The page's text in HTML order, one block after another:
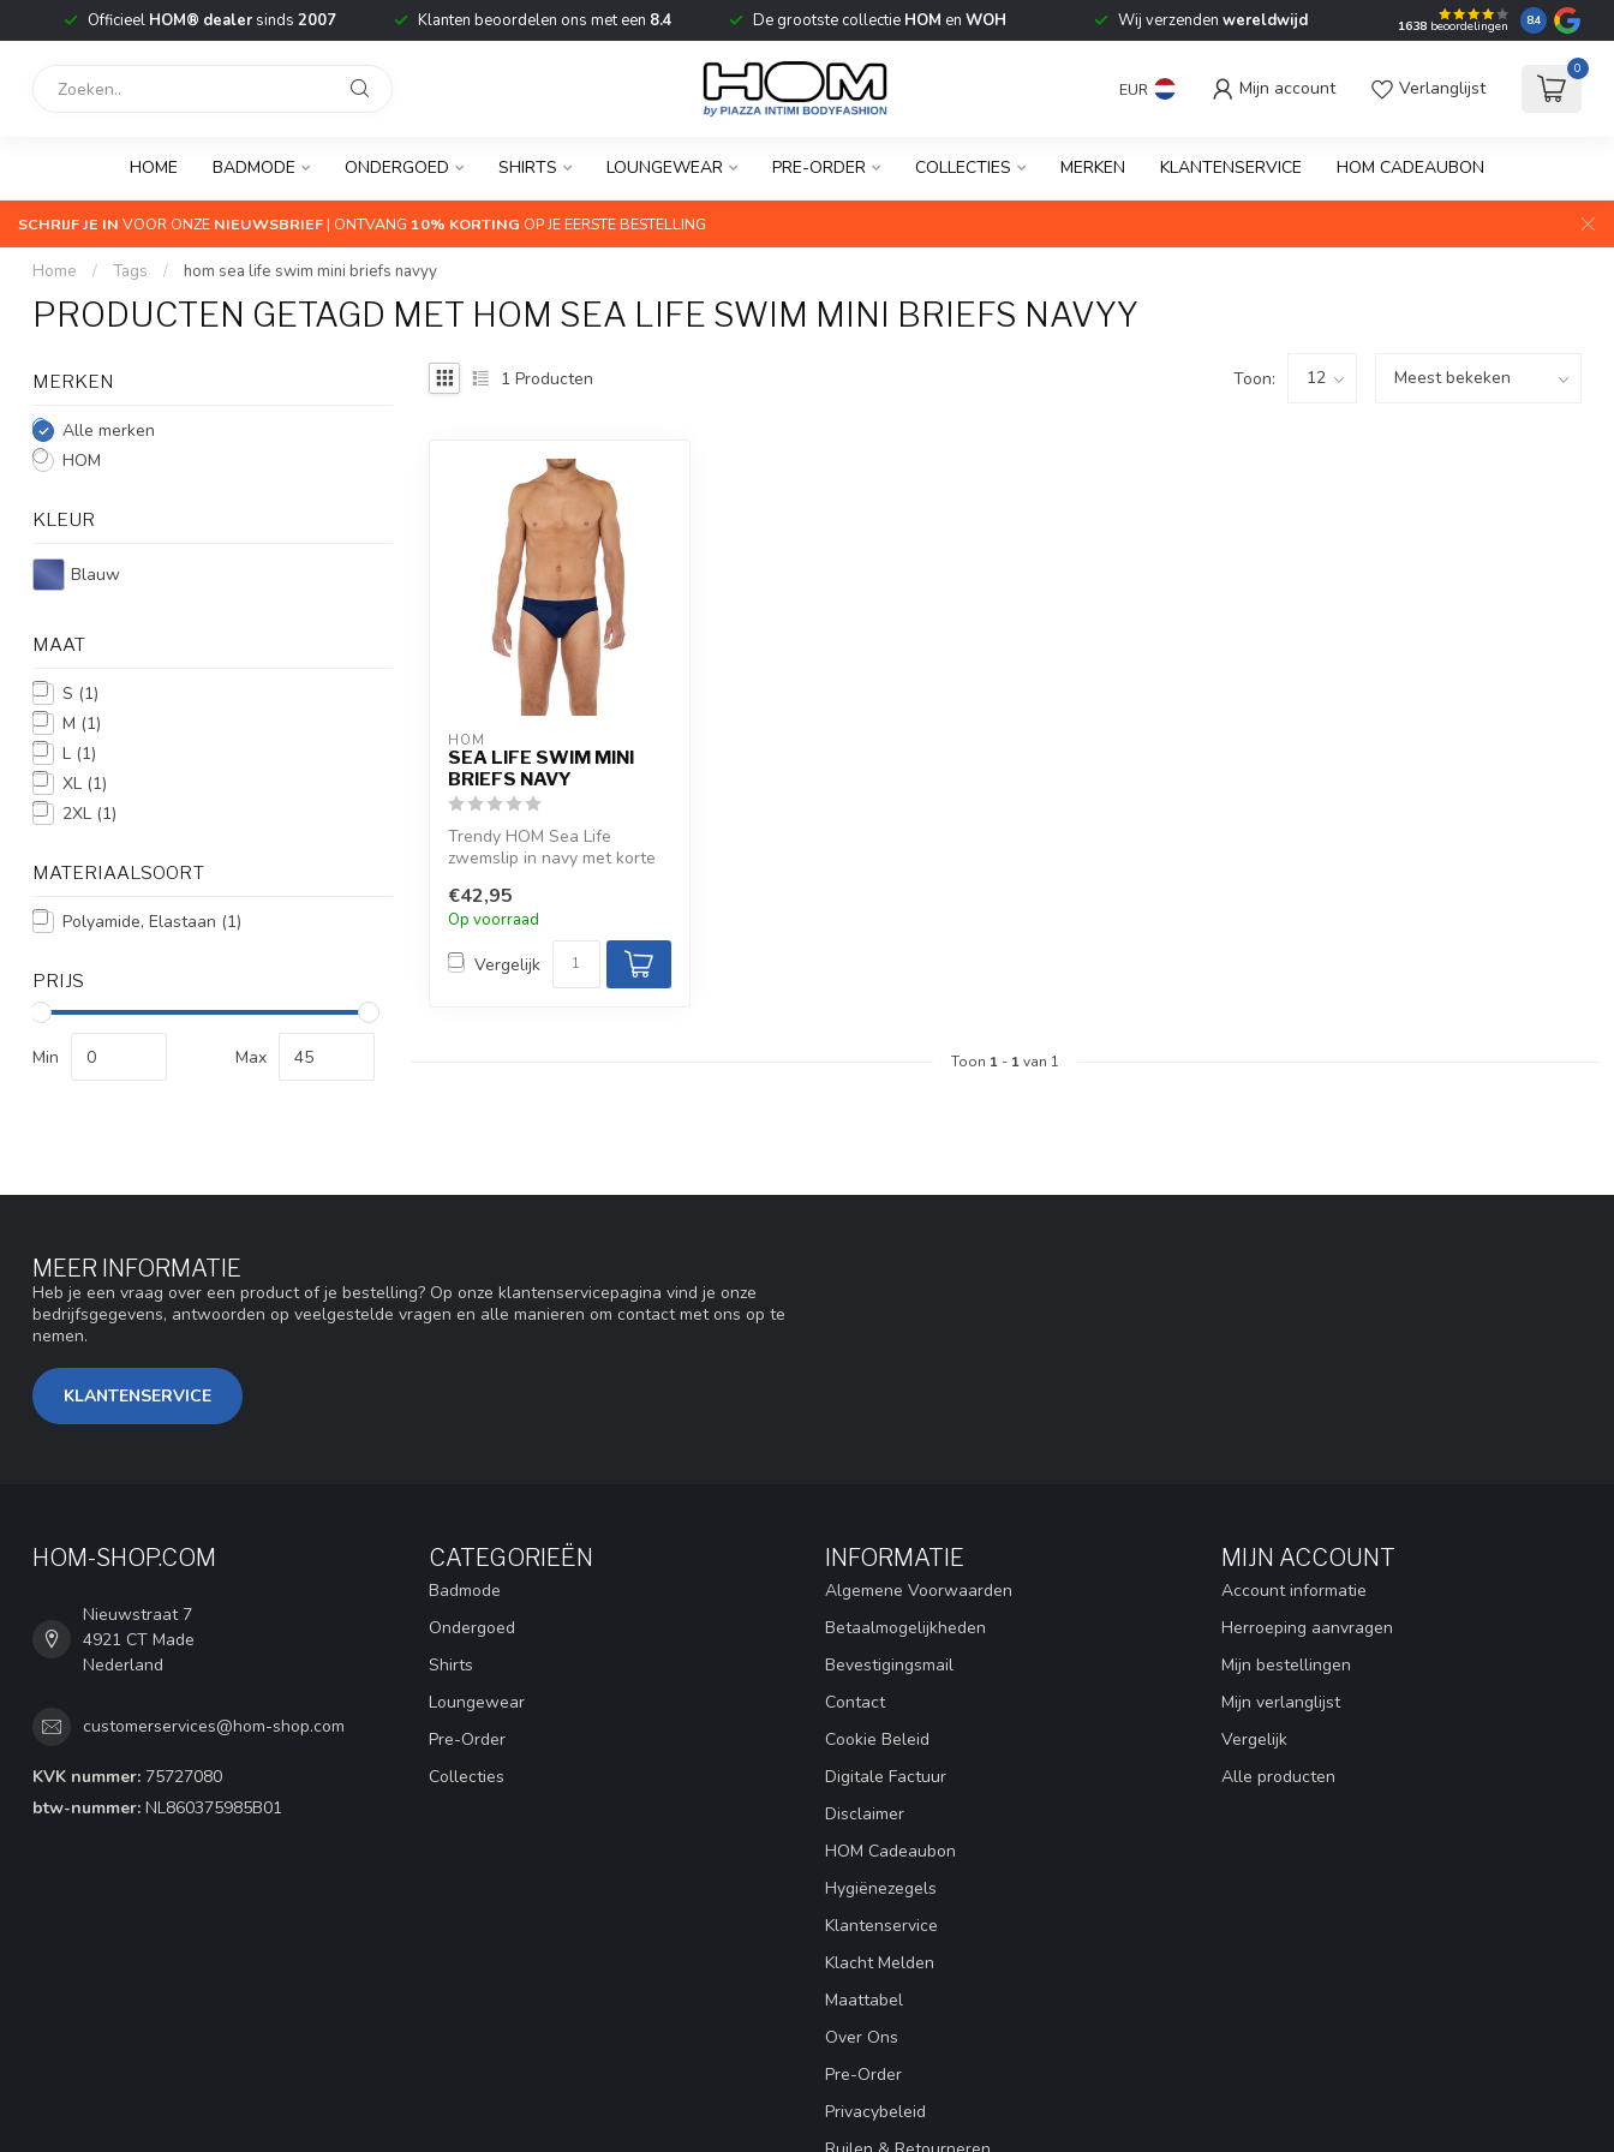
Officieel HOM® dealersinds 2007 Klanten beoordelen ons met een 8.4 De grootste collectie HOM en WOH Wij verzenden wereldwijd 1638 beoordelingen 8.4
EUR Mijn account Verlanglijst
0
HOME BADMODE ONDERGOED SHIRTS LOUNGEWEAR PRE-ORDER COLLECTIES MERKEN KLANTENSERVICE HOM CADEAUBON
SCHRIJF JE IN VOOR ONZE NIEUWSBRIEF| ONTVANG 10% KORTING OP JE EERSTE BESTELLING
Home / Tags / hom sea life swim mini briefs navyy
PRODUCTEN GETAGD MET HOM SEA LIFE SWIM MINI BRIEFS NAVYY
MERKEN
Alle merken
HOM
KLEUR
Blauw
MAAT
S (1)
M (1)
L (1)
XL (1)
2XL (1)
MATERIAALSOORT
Polyamide, Elastaan (1)
PRIJS
Min Max
1 Producten Toon:
HOM
SEA LIFE SWIM MINI
BRIEFS NAVY
Trendy HOM Sea Life
zwemslip in navy met korte
uitgesneden ta...
€42,95
Op voorraad
Vergelijk
Toon 1 - 1van 1
MEER INFORMATIE
Heb je een vraag over een product of je bestelling? Op onze klantenservicepagina vind je onze
bedrijfsgegevens, antwoorden op veelgestelde vragen en alle manieren om contact met ons op te
nemen.
KLANTENSERVICE
HOM-SHOP.COM
Nieuwstraat 7
4921 CT Made
Nederland
customerservices@hom-shop.com
KVK nummer: 75727080
btw-nummer: NL860375985B01
CATEGORIEËN
Badmode
Ondergoed
Shirts
Loungewear
Pre-Order
Collecties
INFORMATIE
Algemene Voorwaarden
Betaalmogelijkheden
Bevestigingsmail
Contact
Cookie Beleid
Digitale Factuur
Disclaimer
HOM Cadeaubon
Hygiënezegels
Klantenservice
Klacht Melden
Maattabel
Over Ons
Pre-Order
Privacybeleid
MIJN ACCOUNT
Account informatie
Herroeping aanvragen
Mijn bestellingen
Mijn verlanglijst
Vergelijk
Alle producten